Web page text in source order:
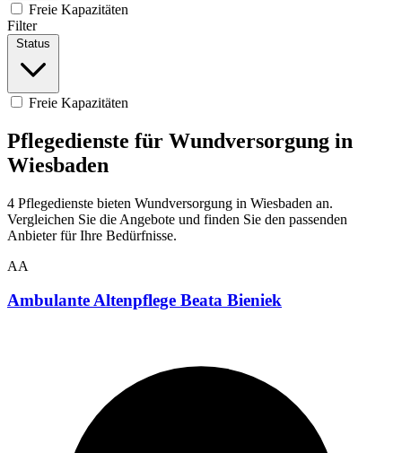
Freie Kapazitäten
Filter
Status
Freie Kapazitäten
Pflegedienste für Wundversorgung in
Wiesbaden
4 Pflegedienste bieten Wundversorgung in Wiesbaden an.
Vergleichen Sie die Angebote und finden Sie den passenden
Anbieter für Ihre Bedürfnisse.
AA
Ambulante Altenpflege Beata Bieniek